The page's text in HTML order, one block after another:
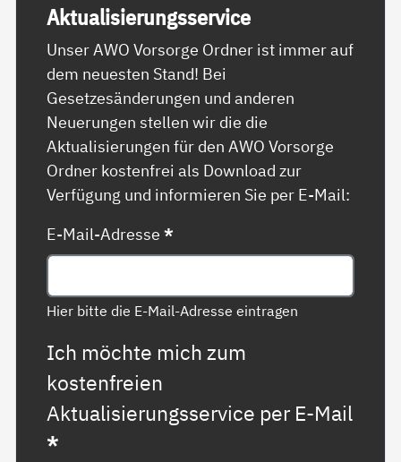
Ak­tua­li­sie­rungs­ser­vice
Unser AWO Vorsorge Ordner ist immer auf
dem neuesten Stand! Bei
Gesetzesänderungen und anderen
Neuerungen stellen wir die die
Aktualisierungen für den AWO Vorsorge
Ordner kostenfrei als Download zur
Verfügung und informieren Sie per E-Mail:
E-Mail-Adresse*
Hier bitte die E-Mail-Adresse eintragen
Ich möchte mich zum
kostenfreien
Aktualisierungsservice per E-Mail
*